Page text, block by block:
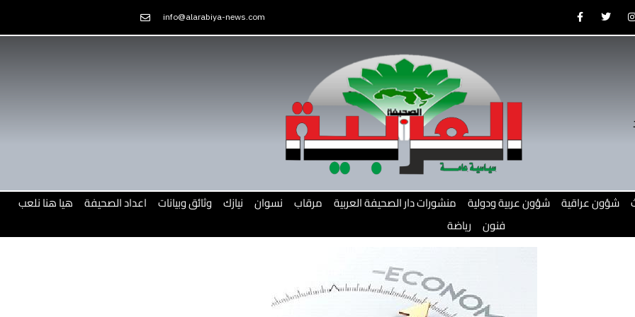
to
info@alarabiya-news.com F
a
e
T
w
t
I
t
شؤون عراقية شؤون عربية ودولية منشورات دار الصحيفة العربية مرقاب نسوان نيازك وثائق وبيانات اعداد الصحيفة هيا هنا نلعب
فنون رياضة